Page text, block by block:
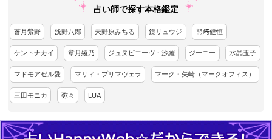
占い師で探す本格鑑定
蒼月紫野 浅野八郎 天野原みちる 鏡リュウジ 熊﨑健恒
ケントナカイ 章月綾乃 ジュヌビエーヴ・沙羅 ジーニー 水晶玉子
マドモアゼル愛 マリィ・プリマヴェラ マーク・矢崎（マークオフィス）
三田モニカ 弥々 LUA